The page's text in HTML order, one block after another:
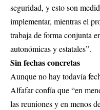
seguridad, y esto son
implementar, mientras el
trabaja de forma conjunta
autonómicas y estatales”.
Sin fechas concretas
Aunque no hay todavía
Alfafar confía que “en
las reuniones y en menos